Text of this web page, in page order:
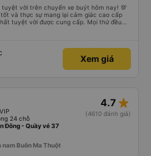
vời trên chuyến xe buýt hôm nay! 💯
và thực sự mang lại cảm giác cao cấp
tuyệt vời được cung cấp. Mọi thứ đều
và tài xế rất tốt bụng, hữu ích và chu đáo,
vui và hài lòng từ đầu đến cuối. Rất đáng
sử dụng, thân thiện với người dùng và
tôi. Mọi thứ đều diễn ra suôn sẻ!
Xem giá
24 chỗ
4.7 star_rate
(4610 đánh giá)
Đông - Quầy vé 37
nam Buôn Ma Thuột